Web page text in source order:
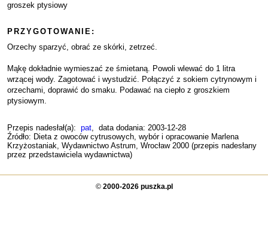
groszek ptysiowy
PRZYGOTOWANIE:
Orzechy sparzyć, obrać ze skórki, zetrzeć.
Mąkę dokładnie wymieszać ze śmietaną. Powoli wlewać do 1 litra
wrzącej wody. Zagotować i wystudzić. Połączyć z sokiem cytrynowym i
orzechami, doprawić do smaku. Podawać na ciepło z groszkiem
ptysiowym.
Przepis nadesłał(a): pat, data dodania: 2003-12-28
Źródło: Dieta z owoców cytrusowych, wybór i opracowanie Marlena
Krzyżostaniak, Wydawnictwo Astrum, Wrocław 2000 (przepis nadesłany
przez przedstawiciela wydawnictwa)
© 2000-2026 puszka.pl